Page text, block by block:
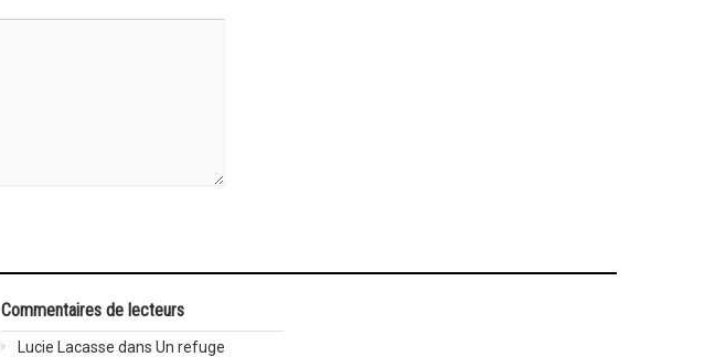
Commentaires de lecteurs
Lucie Lacasse dans Un refuge